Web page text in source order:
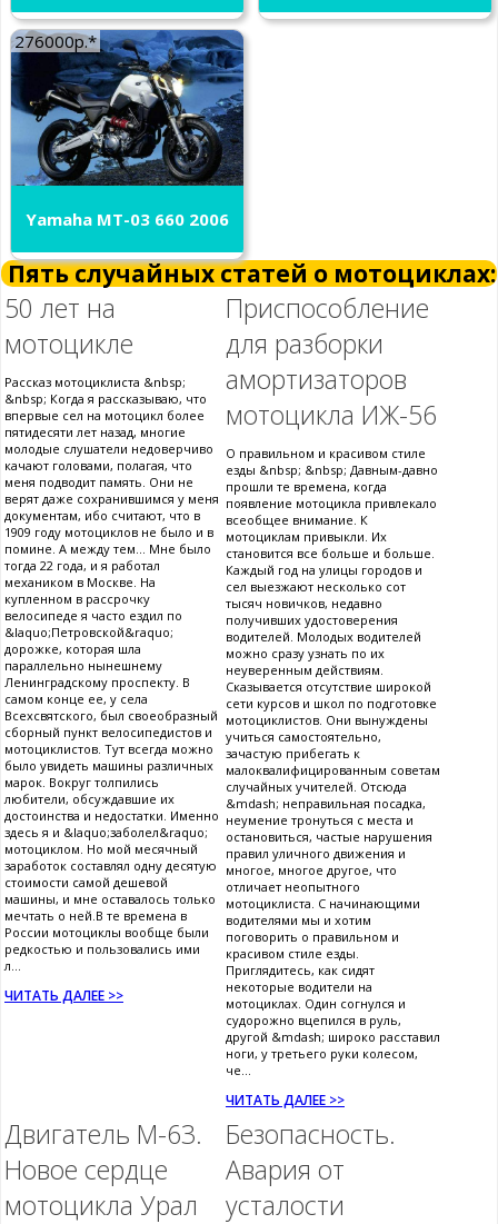
276000р.*
Yamaha MT-03 660 2006
Пять случайных статей о мотоциклах:
50 лет на
мотоцикле
Рассказ мотоциклиста &nbsp;
&nbsp; Когда я рассказываю, что
впервые сел на мотоцикл более
пятидесяти лет назад, многие
молодые слушатели недоверчиво
качают головами, полагая, что
меня подводит память. Они не
верят даже сохранившимся у меня
документам, ибо считают, что в
1909 году мотоциклов не было и в
помине. А между тем... Мне было
тогда 22 года, и я работал
механиком в Москве. На
купленном в рассрочку
велосипеде я часто ездил по
&laquo;Петровской&raquo;
дорожке, которая шла
параллельно нынешнему
Ленинградскому проспекту. В
самом конце ее, у села
Всехсвятского, был своеобразный
сборный пункт велосипедистов и
мотоциклистов. Тут всегда можно
было увидеть машины различных
марок. Вокруг толпились
любители, обсуждавшие их
достоинства и недостатки. Именно
здесь я и &laquo;заболел&raquo;
мотоциклом. Но мой месячный
заработок составлял одну десятую
стоимости самой дешевой
машины, и мне оставалось только
мечтать о ней.В те времена в
России мотоциклы вообще были
редкостью и пользовались ими
л...
ЧИТАТЬ ДАЛЕЕ >>
Приспособление
для разборки
амортизаторов
мотоцикла ИЖ-56
О правильном и красивом стиле
езды &nbsp; &nbsp; Давным-давно
прошли те времена, когда
появление мотоцикла привлекало
всеобщее внимание. К
мотоциклам привыкли. Их
становится все больше и больше.
Каждый год на улицы городов и
сел выезжают несколько сот
тысяч новичков, недавно
получивших удостоверения
водителей. Молодых водителей
можно сразу узнать по их
неуверенным действиям.
Сказывается отсутствие широкой
сети курсов и школ по подготовке
мотоциклистов. Они вынуждены
учиться самостоятельно,
зачастую прибегать к
малоквалифицированным советам
случайных учителей. Отсюда
&mdash; неправильная посадка,
неумение тронуться с места и
остановиться, частые нарушения
правил уличного движения и
многое, многое другое, что
отличает неопытного
мотоциклиста. С начинающими
водителями мы и хотим
поговорить о правильном и
красивом стиле езды.
Приглядитесь, как сидят
некоторые водители на
мотоциклах. Один согнулся и
судорожно вцепился в руль,
другой &mdash; широко расставил
ноги, у третьего руки колесом,
че...
ЧИТАТЬ ДАЛЕЕ >>
Двигатель М-63.
Новое сердце
мотоцикла Урал
Безопасность.
Авария от
усталости